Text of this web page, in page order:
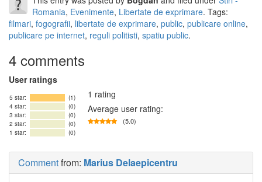
Romania, Evenimente, Libertate de exprimare. Tags:
filmari, fogografii, libertate de exprimare, public, publicare online,
publicare pe internet, reguli politisti, spatiu public.
4 comments
User ratings
5 star:
(1)
4 star:
(0)
3 star:
(0)
2 star:
(0)
1 star:
(0)
1 rating
Average user rating:
(5.0)
Commentfrom: Marius Delaepicentru